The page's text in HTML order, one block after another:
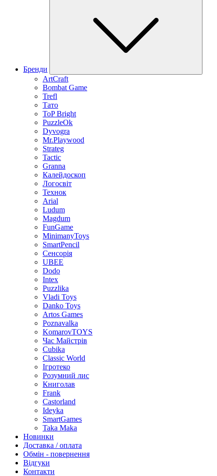
Бренди
ArtCraft
Bombat Game
Trefl
Тато
ToP Bright
PuzzleOk
Dyvogra
Mr.Playwood
Strateg
Tactic
Granna
Калейдоскоп
Логосвіт
Технок
Arial
Ludum
Magdum
FunGame
MinimanyToys
SmartPencil
Сенсорія
UBEE
Dodo
Intex
Puzzlika
Vladi Toys
Danko Toys
Artos Games
Poznavalka
KomarovTOYS
Час Майстрів
Cubika
Classic World
Ігротеко
Розумний лис
Книголав
Frank
Castorland
Ideyka
SmartGames
Taka Maka
Новинки
Доставка / оплата
Обмін - повернення
Відгуки
Контакти